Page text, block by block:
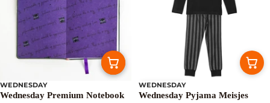
WEDNESDAY
Wednesday Premium Notebook
Uitverkoop
WEDNESDAY
Wednesday Pyjama Meisjes